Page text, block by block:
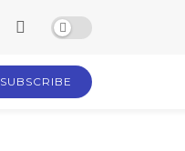
SUBSCRIBE